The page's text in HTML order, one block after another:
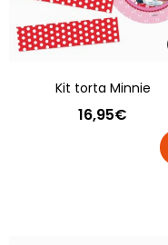
Kit torta Minnie
16,95€